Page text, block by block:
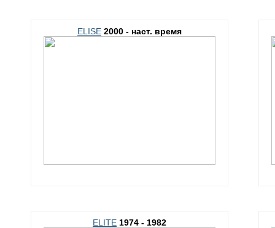
ELISE 2000 - наст. время
ELITE 1974 - 1982